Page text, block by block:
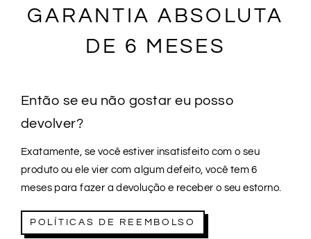
GARANTIA ABSOLUTA
DE 6 MESES
Então se eu não gostar eu posso
devolver?
Exatamente, se você estiver insatisfeito com o seu
produto ou ele vier com algum defeito, você tem 6
meses para fazer a devolução e receber o seu estorno.
POLÍTICAS DE REEMBOLSO